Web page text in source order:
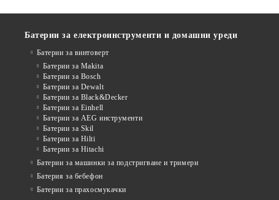
Батерии за електроинструменти и домашни уреди
Батерии за винтоверт
Батерии за Makita
Батерии за Bosch
Батерии за Dewalt
Батерии за Black&Decker
Батерии за Einhell
Батерии за AEG инструменти
Батерии за Skil
Батерии за Hilti
Батерии за Hitachi
Батерии за машинки за подстригване и тримери
Батерия за бебефон
Батерии за прахосмукачки